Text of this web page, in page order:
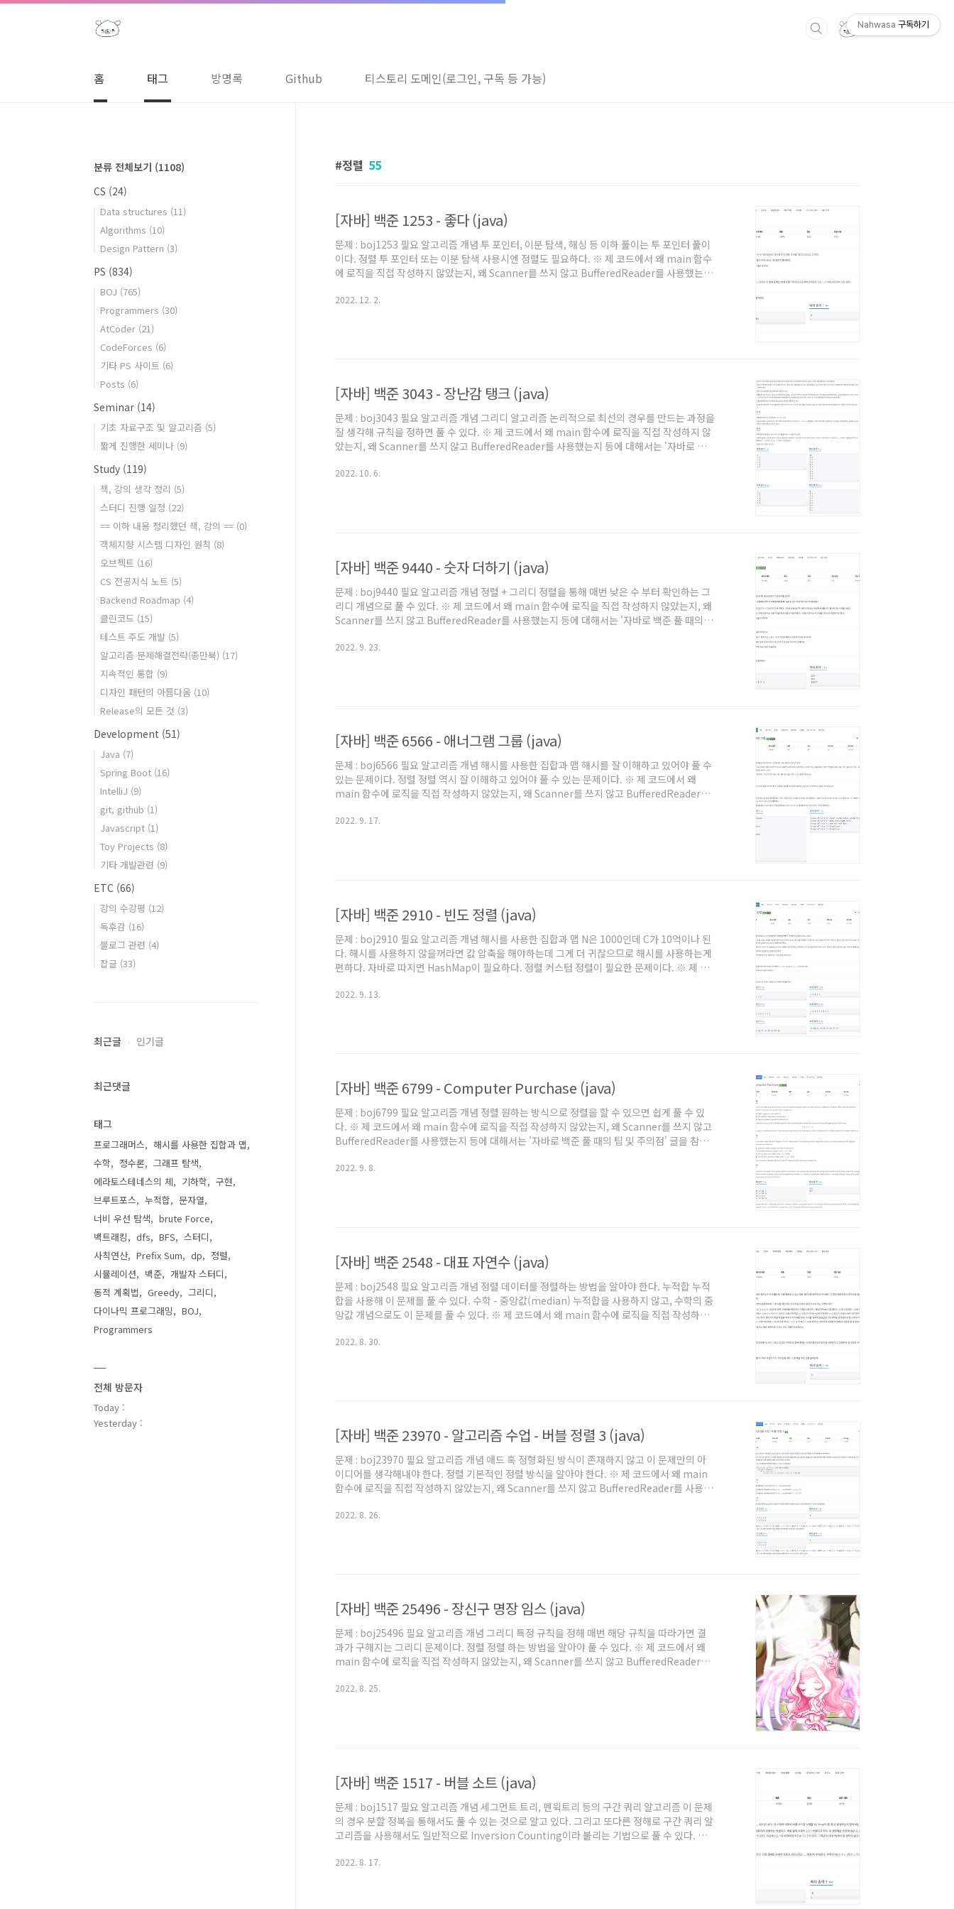
본문 바로가기
홈 태그 방명록 Github 티스토리 도메인(로그인, 구독 등 가능)
정렬 55
[자바] 백준 1253 - 좋다 (java)
문제 : boj1253 필요 알고리즘 개념 투 포인터, 이분 탐색, 해싱 등 이하 풀이는 투 포인터 풀이
이다. 정렬 투 포인터 또는 이분 탐색 사용시엔 정렬도 필요하다. ※ 제 코드에서 왜 main 함수
에 로직을 직접 작성하지 않았는지, 왜 Scanner를 쓰지 않고 BufferedReader를 사용했는지
고 시작하시는 분이나, 백준에서 자바로 풀 때의 팁을 원하시는 분들도 보시는걸 추천드립니다.
2022. 12. 2.
[자바] 백준 3043 - 장난감 탱크 (java)
문제 : boj3043 필요 알고리즘 개념 그리디 알고리즘 논리적으로 최선의 경우를 만드는 과정을
잘 생각해 규칙을 정하면 풀 수 있다. ※ 제 코드에서 왜 main 함수에 로직을 직접 작성하지 않
았는지, 왜 Scanner를 쓰지 않고 BufferedReader를 사용했는지 등에 대해서는 '자바로 백
준에서 자바로 풀 때의 팁을 원하시는 분들도 보시는걸 추천드립니다. 풀이 솔직히 그리디쪽은
2022. 10. 6.
[자바] 백준 9440 - 숫자 더하기 (java)
문제 : boj9440 필요 알고리즘 개념 정렬 + 그리디 정렬을 통해 매번 낮은 수 부터 확인하는 그
리디 개념으로 풀 수 있다. ※ 제 코드에서 왜 main 함수에 로직을 직접 작성하지 않았는지, 왜
Scanner를 쓰지 않고 BufferedReader를 사용했는지 등에 대해서는 '자바로 백준 풀 때의 팁
로 풀 때의 팁을 원하시는 분들도 보시는걸 추천드립니다. 풀이 이 문제에서 가장 처리하기 까
2022. 9. 23.
[자바] 백준 6566 - 애너그램 그룹 (java)
문제 : boj6566 필요 알고리즘 개념 해시를 사용한 집합과 맵 해시를 잘 이해하고 있어야 풀 수
있는 문제이다. 정렬 정렬 역시 잘 이해하고 있어야 풀 수 있는 문제이다. ※ 제 코드에서 왜
main 함수에 로직을 직접 작성하지 않았는지, 왜 Scanner를 쓰지 않고 BufferedReader를
로 풀어보려고 시작하시는 분이나, 백준에서 자바로 풀 때의 팁을 원하시는 분들도 보시는걸 추
2022. 9. 17.
[자바] 백준 2910 - 빈도 정렬 (java)
문제 : boj2910 필요 알고리즘 개념 해시를 사용한 집합과 맵 N은 1000인데 C가 10억이나 된
다. 해시를 사용하지 않을꺼라면 값 압축을 해야하는데 그게 더 귀찮으므로 해시를 사용하는게
편하다. 자바로 따지면 HashMap이 필요하다. 정렬 커스텀 정렬이 필요한 문제이다. ※ 제 코
BufferedReader를 사용했는지 등에 대해서는 '자바로 백준 풀 때의 팁 및 주의점' 글을 참고
2022. 9. 13.
[자바] 백준 6799 - Computer Purchase (java)
문제 : boj6799 필요 알고리즘 개념 정렬 원하는 방식으로 정렬을 할 수 있으면 쉽게 풀 수 있
다. ※ 제 코드에서 왜 main 함수에 로직을 직접 작성하지 않았는지, 왜 Scanner를 쓰지 않고
BufferedReader를 사용했는지 등에 대해서는 '자바로 백준 풀 때의 팁 및 주의점' 글을 참고
는 분들도 보시는걸 추천드립니다. 풀이 N개의 데이터를 입력받은 후, SQL로 따지면 ORDER
2022. 9. 8.
[자바] 백준 2548 - 대표 자연수 (java)
문제 : boj2548 필요 알고리즘 개념 정렬 데이터를 정렬하는 방법을 알아야 한다. 누적합 누적
합을 사용해 이 문제를 풀 수 있다. 수학 - 중앙값(median) 누적합을 사용하지 않고, 수학의 중
앙값 개념으로도 이 문제를 풀 수 있다. ※ 제 코드에서 왜 main 함수에 로직을 직접 작성하지
백준 풀 때의 팁 및 주의점' 글을 참고해주세요. 백준을 자바로 풀어보려고 시작하시는 분이나,
2022. 8. 30.
[자바] 백준 23970 - 알고리즘 수업 - 버블 정렬 3 (java)
문제 : boj23970 필요 알고리즘 개념 애드 혹 정형화된 방식이 존재하지 않고 이 문제만의 아
이디어를 생각해내야 한다. 정렬 기본적인 정렬 방식을 알아야 한다. ※ 제 코드에서 왜 main
함수에 로직을 직접 작성하지 않았는지, 왜 Scanner를 쓰지 않고 BufferedReader를 사용했
보려고 시작하시는 분이나, 백준에서 자바로 풀 때의 팁을 원하시는 분들도 보시는걸 추천드립
2022. 8. 26.
[자바] 백준 25496 - 장신구 명장 임스 (java)
문제 : boj25496 필요 알고리즘 개념 그리디 특정 규칙을 정해 매번 해당 규칙을 따라가면 결
과가 구해지는 그리디 문제이다. 정렬 정렬 하는 방법을 알아야 풀 수 있다. ※ 제 코드에서 왜
main 함수에 로직을 직접 작성하지 않았는지, 왜 Scanner를 쓰지 않고 BufferedReader를
로 풀어보려고 시작하시는 분이나, 백준에서 자바로 풀 때의 팁을 원하시는 분들도 보시는걸 추
2022. 8. 25.
[자바] 백준 1517 - 버블 소트 (java)
문제 : boj1517 필요 알고리즘 개념 세그먼트 트리, 펜윅트리 등의 구간 쿼리 알고리즘 이 문제
의 경우 분할 정복을 통해서도 풀 수 있는 것으로 알고 있다. 그리고 또다른 정해로 구간 쿼리 알
고리즘을 사용해서도 일반적으로 Inversion Counting이라 불리는 기법으로 풀 수 있다. 정
는지, 왜 Scanner를 쓰지 않고 BufferedReader를 사용했는지 등에 대해서는 '자바로 백준
2022. 8. 17.
분류 전체보기 (1108)
CS (24)
Data structures (11)
Algorithms (10)
Design Pattern (3)
PS (834)
BOJ (765)
Programmers (30)
AtCoder (21)
CodeForces (6)
기타 PS 사이트 (6)
Posts (6)
Seminar (14)
기초 자료구조 및 알고리즘 (5)
짧게 진행한 세미나 (9)
Study (119)
책, 강의 생각 정리 (5)
스터디 진행 일정 (22)
== 이하 내용 정리했던 책, 강의 == (0)
객체지향 시스템 디자인 원칙 (8)
오브젝트 (16)
CS 전공지식 노트 (5)
Backend Roadmap (4)
클린코드 (15)
테스트 주도 개발 (5)
알고리즘 문제해결전략(종만북) (17)
지속적인 통합 (9)
디자인 패턴의 아름다움 (10)
Release의 모든 것 (3)
Development (51)
Java (7)
Spring Boot (16)
IntelliJ (9)
git, github (1)
Javascript (1)
Toy Projects (8)
기타 개발관련 (9)
ETC (66)
강의 수강평 (12)
독후감 (16)
블로그 관련 (4)
잡글 (33)
최근글 인기글
최근댓글
태그
프로그래머스
해시를 사용한 집합과 맵
수학
정수론
그래프 탐색
에라토스테네스의 체
기하학
구현
브루트포스
누적합
문자열
너비 우선 탐색
brute Force
백트래킹
dfs BFS
스터디
사칙연산
Prefix Sum dp
정렬
시뮬레이션
백준
개발자 스터디
동적 계획법
Greedy
그리디
다이나믹 프로그래밍
BOJ
Programmers
전체 방문자
Today :
Yesterday :
Nahwasa 구독하기